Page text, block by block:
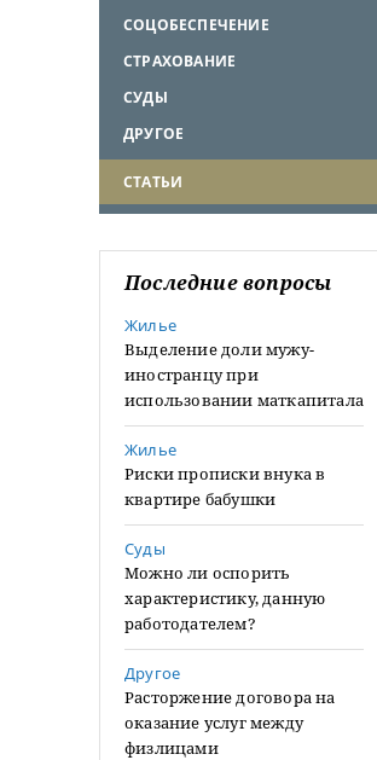
СОЦОБЕСПЕЧЕНИЕ
СТРАХОВАНИЕ
СУДЫ
ДРУГОЕ
СТАТЬИ
Последние вопросы
Жилье
Выделение доли мужу-
иностранцу при
использовании маткапитала
Жилье
Риски прописки внука в
квартире бабушки
Суды
Можно ли оспорить
характеристику, данную
работодателем?
Другое
Расторжение договора на
оказание услуг между
физлицами